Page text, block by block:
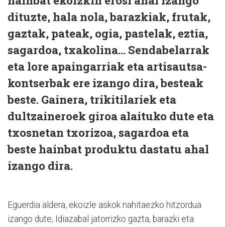
dituzte, hala nola, barazkiak, frutak,
gaztak, pateak, ogia, pastelak, eztia,
sagardoa, txakolina... Sendabelarrak
eta lore apaingarriak eta artisautsa-
kontserbak ere izango dira, besteak
beste. Gainera, trikitilariek eta
dultzaineroek giroa alaituko dute eta
txosnetan txorizoa, sagardoa eta
beste hainbat produktu dastatu ahal
izango dira.
Eguerdia aldera, ekoizle askok nahitaezko hitzordua
izango dute, Idiazabal jatorrizko gazta, barazki eta